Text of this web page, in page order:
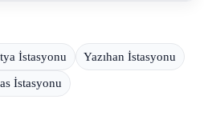
İstasyonu Yazıhan İstasyonu
İstasyonu